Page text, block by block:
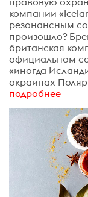
компании
резонансным
произошло?
британская
официальном
«иногда
окраинах
подробнее